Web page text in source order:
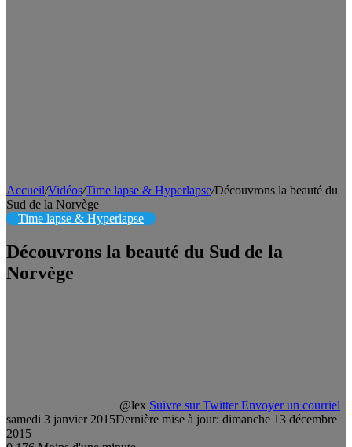
Accueil/Vidéos/Time lapse & Hyperlapse/Découvrons la beauté du
Sud de la Norvège
Time lapse & Hyperlapse
Découvrons la beauté du Sud de la
Norvège
@lex Suivre sur Twitter Envoyer un courriel
samedi 3 janvier 2015Dernière mise à jour: dimanche 13 décembre
2015